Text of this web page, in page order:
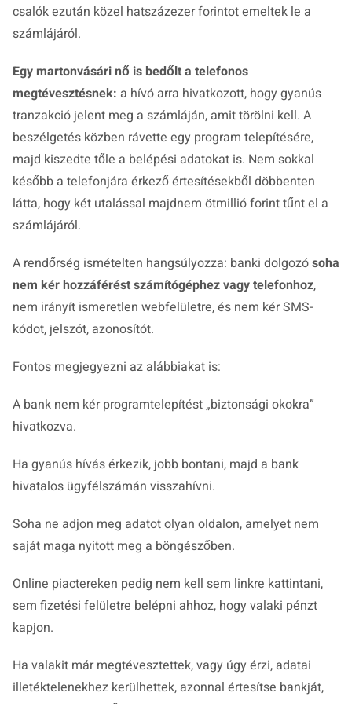
csalók ezután közel hatszázezer forintot emeltek le a
számlájáról.
Egy martonvásári nő is bedőlt a telefonos
megtévesztésnek: a hívó arra hivatkozott, hogy gyanús
tranzakció jelent meg a számláján, amit törölni kell. A
beszélgetés közben rávette egy program telepítésére,
majd kiszedte tőle a belépési adatokat is. Nem sokkal
később a telefonjára érkező értesítésekből döbbenten
látta, hogy két utalással majdnem ötmillió forint tűnt el a
számlájáról.
A rendőrség ismételten hangsúlyozza: banki dolgozósoha
nem kér hozzáférést számítógéphez vagy telefonhoz,
nem irányít ismeretlen webfelületre, és nem kér SMS-
kódot, jelszót, azonosítót.
Fontos megjegyezni az alábbiakat is:
A bank nem kér programtelepítést „biztonsági okokra”
hivatkozva.
Ha gyanús hívás érkezik, jobb bontani, majd a bank
hivatalos ügyfélszámán visszahívni.
Soha ne adjon meg adatot olyan oldalon, amelyet nem
saját maga nyitott meg a böngészőben.
Online piactereken pedig nem kell sem linkre kattintani,
sem fizetési felületre belépni ahhoz, hogy valaki pénzt
kapjon.
Ha valakit már megtévesztettek, vagy úgy érzi, adatai
illetéktelenekhez kerülhettek, azonnal értesítse bankját,